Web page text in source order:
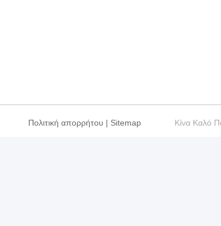
Πολιτική απορρήτου | Sitemap Κίνα Καλό